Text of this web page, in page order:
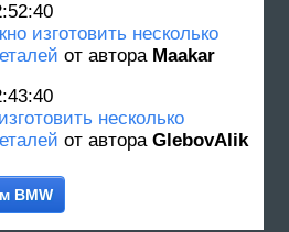
изготовить несколько
от автора Maakar
несколько
от автора GlebovAlik
BMW